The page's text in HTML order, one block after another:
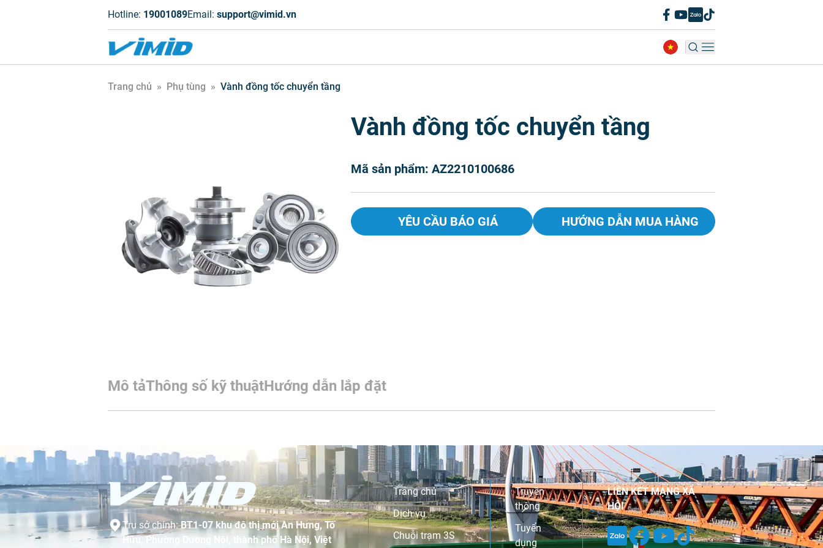
Hotline: 19001089Email: support@vimid.vn
Trang chủ » Phụ tùng » Vành đồng tốc chuyển tầng
Vành đồng tốc chuyển tầng
Mã sản phẩm: AZ2210100686
YÊU CẦU BÁO GIÁ HƯỚNG DẪN MUA HÀNG
Mô tảThông số kỹ thuậtHướng dẫn lắp đặt
Trụ sở chính:BT1-07 khu đô thị mới An Hưng, Tố
Hữu, Phường Dương Nội, thành phố Hà Nội, Việt
Trang chủ
Dịch vụ
Chuỗi trạm 3S
Truyền
thông
Tuyển
dụng
LIÊN KẾT MẠNG XÃ
HỘI